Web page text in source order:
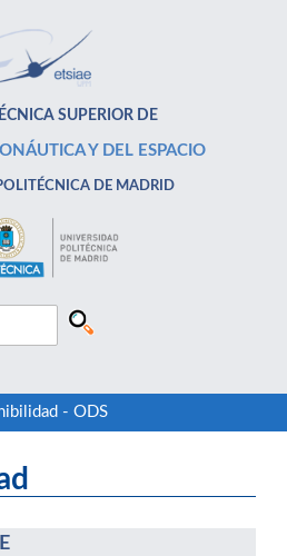
SUPERIOR DE
Y DEL ESPACIO
DE MADRID
- ODS